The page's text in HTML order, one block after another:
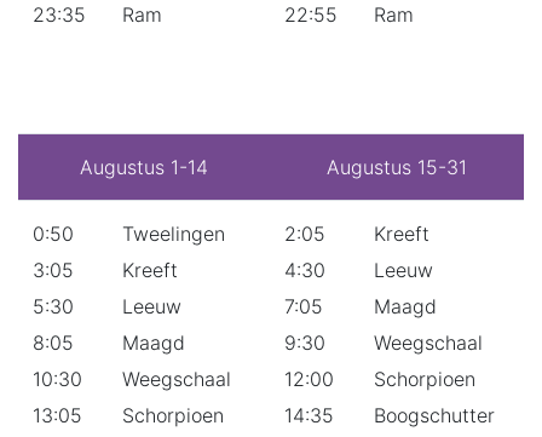
23:35
Ram
22:55
Ram
Augustus 1-14 Augustus 15-31
0:50
3:05
5:30
8:05
10:30
13:05
Tweelingen
Kreeft
Leeuw
Maagd
Weegschaal
Schorpioen
2:05
4:30
7:05
9:30
12:00
14:35
Kreeft
Leeuw
Maagd
Weegschaal
Schorpioen
Boogschutter